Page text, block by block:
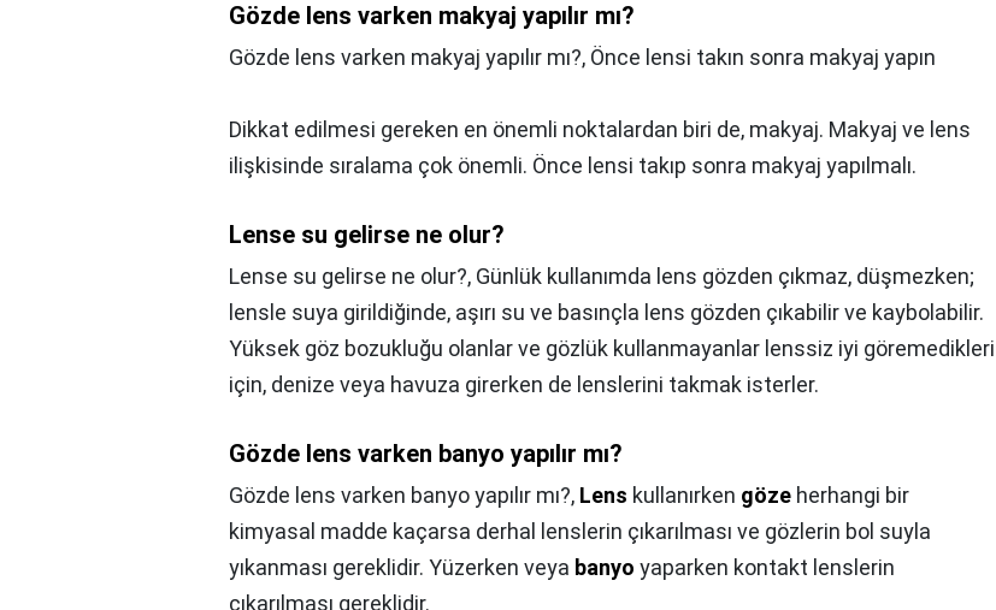
Gözde lens varken makyaj yapılır mı?
Gözde lens varken makyaj yapılır mı?, Önce lensi takın sonra makyaj yapın
Dikkat edilmesi gereken en önemli noktalardan biri de, makyaj. Makyaj ve lens
ilişkisinde sıralama çok önemli. Önce lensi takıp sonra makyaj yapılmalı.
Lense su gelirse ne olur?
Lense su gelirse ne olur?, Günlük kullanımda lens gözden çıkmaz, düşmezken;
lensle suya girildiğinde, aşırı su ve basınçla lens gözden çıkabilir ve kaybolabilir.
Yüksek göz bozukluğu olanlar ve gözlük kullanmayanlar lenssiz iyi göremedikleri
için, denize veya havuza girerken de lenslerini takmak isterler.
Gözde lens varken banyo yapılır mı?
Gözde lens varken banyo yapılır mı?, Lens kullanırken göze herhangi bir
kimyasal madde kaçarsa derhal lenslerin çıkarılması ve gözlerin bol suyla
yıkanması gereklidir. Yüzerken veya banyo yaparken kontakt lenslerin
çıkarılması gereklidir.